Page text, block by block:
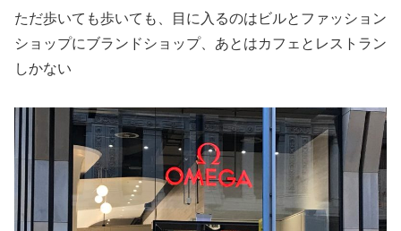
ただ歩いても歩いても、目に入るのはビルとファッション
ショップにブランドショップ、あとはカフェとレストラン
しかない